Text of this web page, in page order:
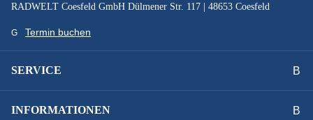
Technische Ausstattungsänderungen und Irrtümer
RADWELT Coesfeld GmbH Dülmener Str. 117 | 48653 Coesfeld
Termin buchen
SERVICE
INFORMATIONEN